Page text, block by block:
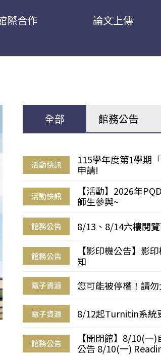
際合作 論文上傳
全部 館務公告
活動快訊
115學年度第1學期
申請!
活動快訊
【活動】2026年
師生參與~
館務公告 8/13、8/14六樓閱
館務公告
【影印機公告】影
知
電子資源 您可能被停權！請勿
電子資源 8/12起Turnitin系統
館務公告
【開閉館】8/10(一
公告 8/10(一)